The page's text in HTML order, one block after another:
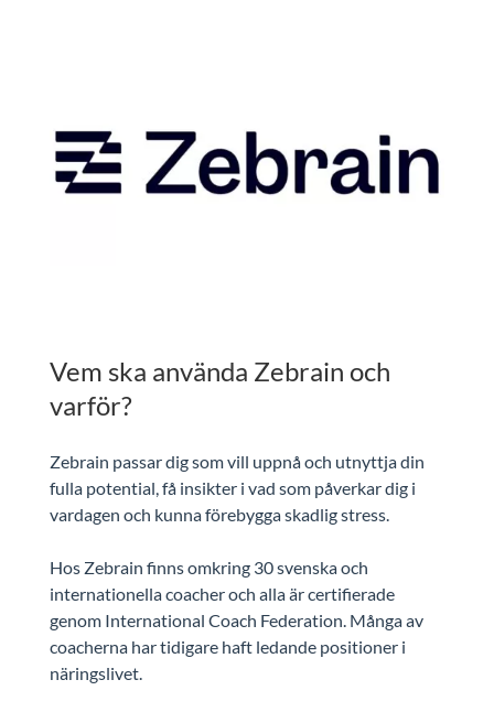
Vem ska använda Zebrain och
varför?
Zebrain passar dig som vill uppnå och utnyttja din
fulla potential, få insikter i vad som påverkar dig i
vardagen och kunna förebygga skadlig stress.
Hos Zebrain finns omkring 30 svenska och
internationella coacher och alla är certifierade
genom International Coach Federation. Många av
coacherna har tidigare haft ledande positioner i
näringslivet.